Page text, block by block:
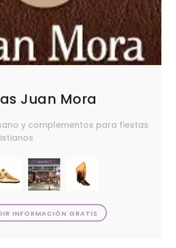
Juan Mora
y complementos para fiestas
INFORMACIÓN GRATIS